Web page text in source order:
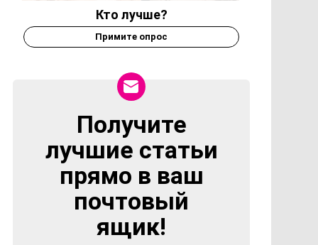
Кто лучше?
Примите опрос
NEWSLETTER
Получите
лучшие статьи
прямо в ваш
почтовый
ящик!